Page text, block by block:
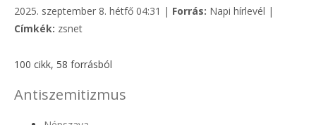
2025. szeptember 8. hétfő 04:31 | Forrás: Kategória
Napi hírlevél |
Címkék: Címkék
zsnet
100 cikk, 58 forrásból
Antiszemitizmus